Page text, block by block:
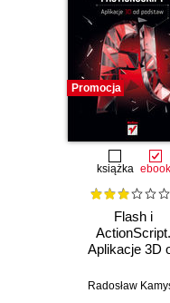
Promocja
książka ebook
Flash i
ActionScript.
Aplikacje 3D
Radosław